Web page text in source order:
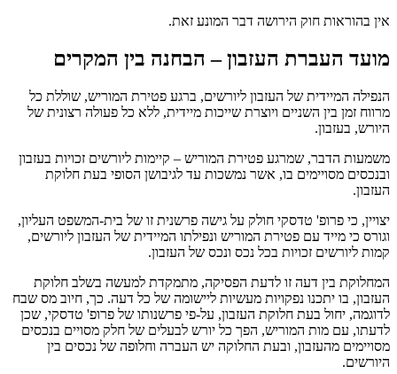
אין בהוראות חוק הירושה דבר המונע זאת.
מועד העברת העזבון – הבחנה בין המקרים
הנפילה המיידית של העזבון ליורשים, ברגע פטירת המוריש, שוללת כל
מרווח זמן בין השניים ויוצרת שייכות מיידית, ללא כל פעולה רצונית של
היורש, בעזבון.
משמעות הדבר, שמרגע פטירת המוריש – קיימות ליורשים זכויות בעזבון
ובנכסים מסויימים בו, אשר נמשכות עד לגיבושן הסופי בעת חלוקת
העזבון.
יצויין, כי פרופ' טדסקי חולק על גישה פרשנית זו של בית-המשפט העליון,
וגורס כי מייד עם פטירת המוריש ונפילתו המיידית של העזבון ליורשים,
קמות ליורשים זכויות בכל נכס ונכס של העזבון.
המחלוקת בין דעה זו לדעת הפסיקה, מתמקדת למעשה בשלב חלוקת
העזבון, בו יתכנו נפקויות מעשיות ליישומה של כל דעה. כך, חיוב מס שבח
לדוגמה, יחול בעת חלוקת העזבון, על-פי פרשנותו של פרופ' טדסקי, שכן
לדעתו, עם מות המוריש, הפך כל יורש לבעלים של חלק מסויים בנכסים
מסויימים מהעזבון, ובעת החלוקה יש העברה וחלופה של נכסים בין
היורשים.